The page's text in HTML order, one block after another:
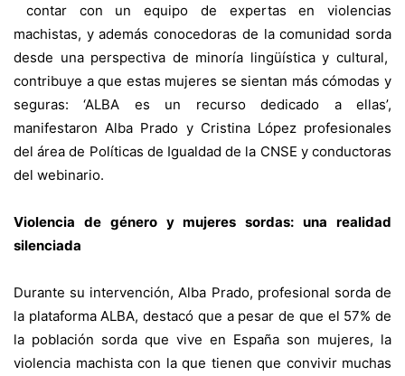
contar con un equipo de expertas en violencias
machistas, y además conocedoras de la comunidad sorda
desde una perspectiva de minoría lingüística y cultural,
contribuye a que estas mujeres se sientan más cómodas y
seguras: ‘ALBA es un recurso dedicado a ellas’,
manifestaron Alba Prado y Cristina López profesionales
del área de Políticas de Igualdad de la CNSE y conductoras
del webinario.
Violencia de género y mujeres sordas: una realidad
silenciada
Durante su intervención, Alba Prado, profesional sorda de
la plataforma ALBA, destacó que a pesar de que el 57% de
la población sorda que vive en España son mujeres, la
violencia machista con la que tienen que convivir muchas